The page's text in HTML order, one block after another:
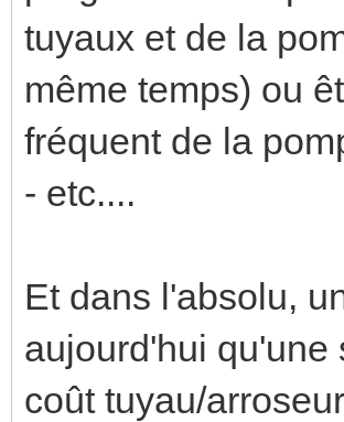
tuyaux et de la
même temps) ou
fréquent de la
- etc....
Et dans l'absolu,
aujourd'hui qu'une
coût tuyau/